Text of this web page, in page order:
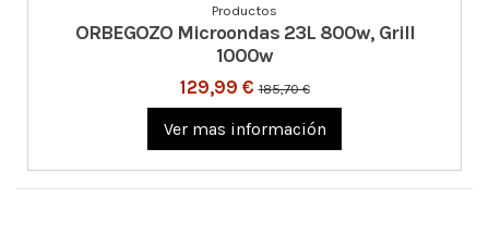
Productos
ORBEGOZO Microondas 23L 800w, Grill
1000w
129,99 €185,70 €
Ver mas información